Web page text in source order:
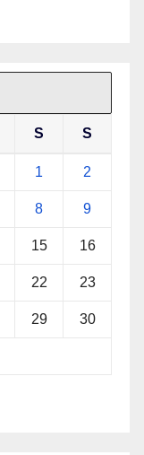
S S
1 2
8 9
15 16
22 23
29 30